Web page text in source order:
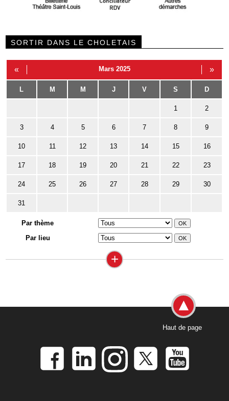
SORTIR DANS LE CHOLETAIS
« Mars 2025 »
L M M J V S D
1 2
3 4 5 6 7 8 9
10 11 12 13 14 15 16
17 18 19 20 21 22 23
24 25 26 27 28 29 30
31
Par thème
Par lieu
+
Haut de page